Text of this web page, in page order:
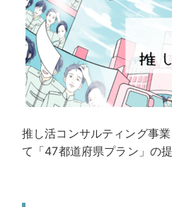
推し活コンサルティング事
て「47都道府県プラン」の